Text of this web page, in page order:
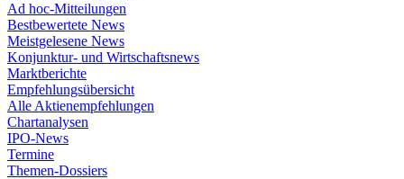
Ad hoc-Mitteilungen
Bestbewertete News
Meistgelesene News
Konjunktur- und Wirtschaftsnews
Marktberichte
Empfehlungsübersicht
Alle Aktienempfehlungen
Chartanalysen
IPO-News
Termine
Themen-Dossiers